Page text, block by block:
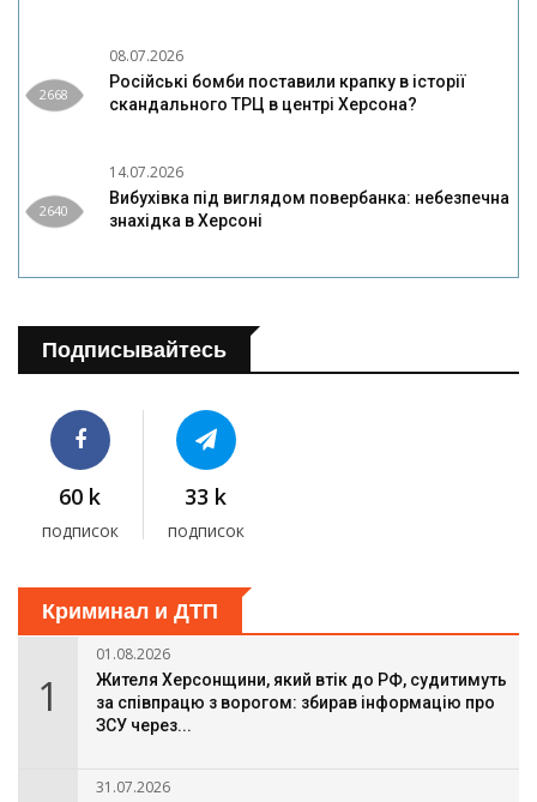
2668
08.07.2026
Російські бомби поставили крапку в історії
скандального ТРЦ в центрі Херсона?
2640
14.07.2026
Вибухівка під виглядом повербанка: небезпечна
знахідка в Херсоні
Подписывайтесь
60 k
подписок
33 k
подписок
Криминал и ДТП
1
01.08.2026
Жителя Херсонщини, який втік до РФ, судитимуть
за співпрацю з ворогом: збирав інформацію про
ЗСУ через...
31.07.2026